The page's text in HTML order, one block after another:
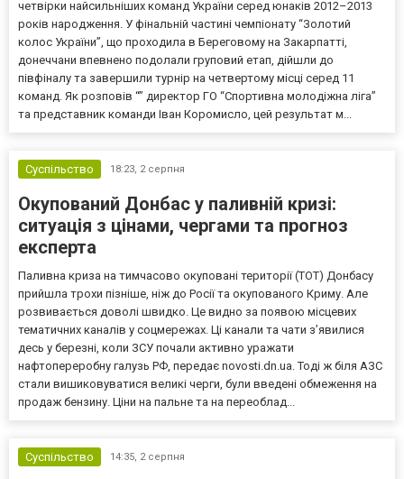
четвірки найсильніших команд України серед юнаків 2012–2013
років народження. У фінальній частині чемпіонату “Золотий
колос України”, що проходила в Береговому на Закарпатті,
донеччани впевнено подолали груповий етап, дійшли до
півфіналу та завершили турнір на четвертому місці серед 11
команд. Як розповів “” директор ГО “Спортивна молодіжна ліга”
та представник команди Іван Коромисло, цей результат м...
Суспільство 18:23, 2 серпня
Окупований Донбас у паливній кризі:
ситуація з цінами, чергами та прогноз
експерта
Паливна криза на тимчасово окуповані території (ТОТ) Донбасу
прийшла трохи пізніше, ніж до Росії та окупованого Криму. Але
розвивається доволі швидко. Це видно за появою місцевих
тематичних каналів у соцмережах. Ці канали та чати з’явилися
десь у березні, коли ЗСУ почали активно уражати
нафтопереробну галузь РФ, передає novosti.dn.ua. Тоді ж біля АЗС
стали вишиковуватися великі черги, були введені обмеження на
продаж бензину. Ціни на пальне та на переоблад...
Суспільство 14:35, 2 серпня